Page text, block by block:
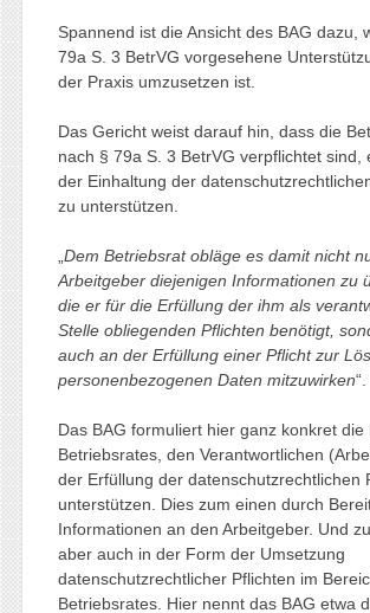
Spannend ist die Ansicht des BAG dazu,
79a S. 3 BetrVG vorgesehene
der Praxis umzusetzen ist.
Das Gericht weist darauf hin, dass die
nach § 79a S. 3 BetrVG verpflichtet sind,
der Einhaltung der
zu unterstützen.
Dem Betriebsrat obläge es damit nicht
Arbeitgeber diejenigen Informationen zu
die er für die Erfüllung der ihm als
Stelle obliegenden Pflichten benötigt,
auch an der Erfüllung einer Pflicht zur
personenbezogenen Daten mitzuwirken“.
Das BAG formuliert hier ganz konkret die
Betriebsrates, den Verantwortlichen
der Erfüllung der datenschutzrechtlichen
unterstützen. Dies zum einen durch
Informationen an den Arbeitgeber. Und
aber auch in der Form der Umsetzung
datenschutzrechtlicher Pflichten im
Betriebsrates. Hier nennt das BAG etwa